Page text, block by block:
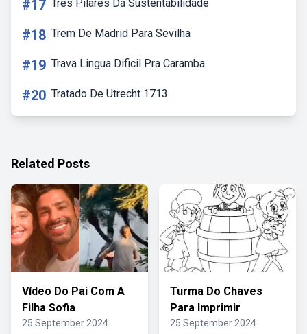
#17 Três Pilares Da Sustentabilidade
#18 Trem De Madrid Para Sevilha
#19 Trava Lingua Dificil Pra Caramba
#20 Tratado De Utrecht 1713
Related Posts
Vídeo Do Pai Com A
Filha Sofia
25 September 2024
Turma Do Chaves
Para Imprimir
25 September 2024